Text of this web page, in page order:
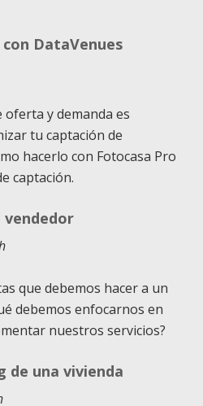
DataVenues
oferta y demanda es
tu captación de
hacerlo con Fotocasa Pro
captación.
vendedor
que debemos hacer a un
debemos enfocarnos en
nuestros servicios?
de una vivienda